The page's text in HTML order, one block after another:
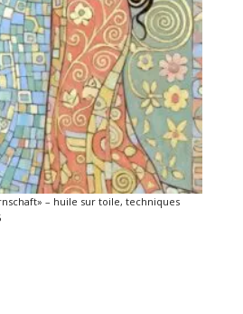
– huile sur toile, techniques